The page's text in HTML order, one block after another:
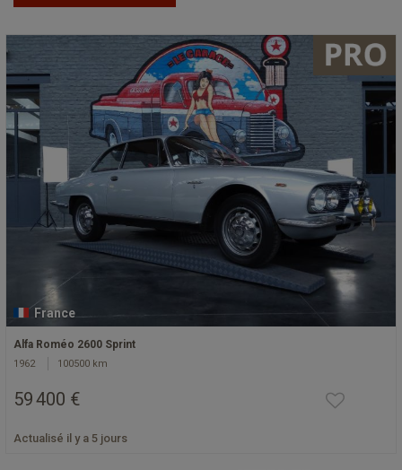
France
Alfa Roméo 2600 Sprint
1962 100500 km
59 400 €
Actualisé il y a 5 jours